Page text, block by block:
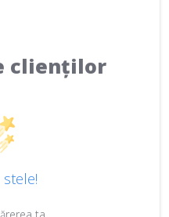
clienților